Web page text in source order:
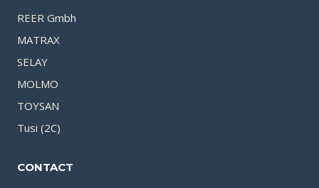
REER Gmbh
MATRAX
SELAY
MOLMO
TOYSAN
Tusi (2C)
CONTACT